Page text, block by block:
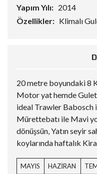
Yapım Yılı: 2014
Özellikler: Klimalı
20 metre boyundaki 8
Motor yat hemde
ideal Trawler Babosch
Mürettebatı ile Mavi
dönüşsün, Yatın seyir
koylarında haftalık
MAYIS HAZİRAN